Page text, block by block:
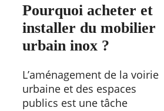
Pourquoi acheter et
installer du mobilier
urbain inox ?
L’aménagement de la voirie
urbaine et des espaces
publics est une tâche